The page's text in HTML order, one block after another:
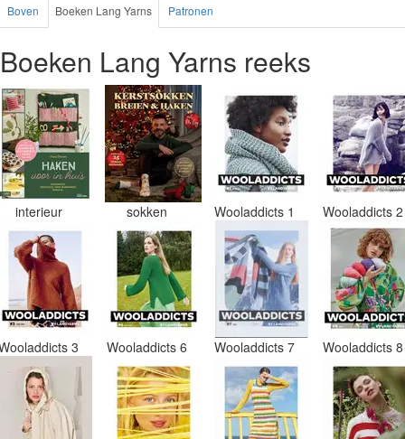
Boven Boeken Lang Yarns Patronen
Boeken Lang Yarns reeks
interieur sokken Wooladdicts 1 Wooladdicts
3 Wooladdicts 6 Wooladdicts 7 Wooladdicts